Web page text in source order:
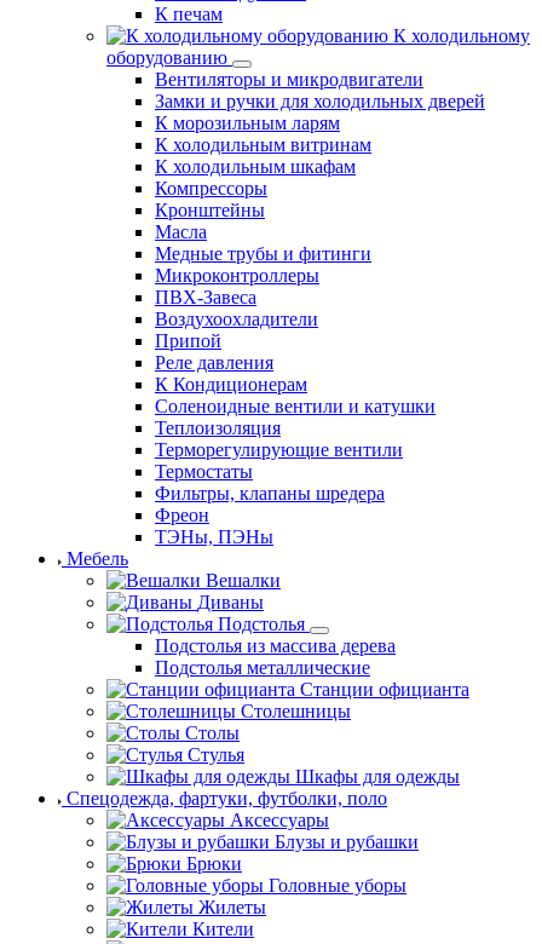
К печам
К холодильному
оборудованию
Вентиляторы и микродвигатели
Замки и ручки для холодильных дверей
К морозильным ларям
К холодильным витринам
К холодильным шкафам
Компрессоры
Кронштейны
Масла
Медные трубы и фитинги
Микроконтроллеры
ПВХ-Завеса
Воздухоохладители
Припой
Реле давления
К Кондиционерам
Соленоидные вентили и катушки
Теплоизоляция
Терморегулирующие вентили
Термостаты
Фильтры, клапаны шредера
Фреон
ТЭНы, ПЭНы
Мебель
Вешалки
Диваны
Подстолья
Подстолья из массива дерева
Подстолья металлические
Станции официанта
Столешницы
Столы
Стулья
Шкафы для одежды
Спецодежда, фартуки, футболки, поло
Аксессуары
Блузы и рубашки
Брюки
Головные уборы
Жилеты
Кители